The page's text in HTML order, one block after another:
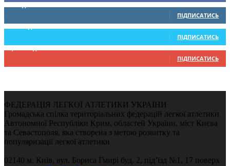
0 Підписників
ПІДПИСАТИСЬ
234 Підписників
ПІДПИСАТИСЬ
9,370 Підписників
ПІДПИСАТИСЬ
ФЕДЕРАЦІЯ ЛЕГКОЇ АТЛЕТИКИ УКРАЇНИ
Громадська спілка територіальних федерацій легкої атлетики
Автономної Республіки Крим, областей України, міст Києва
та Севастополя, яка створена з метою розвитку та
популяризації легкої атлетики
02140 м. Київ, вул. Бориса Гмирі буд. 2, під’їзд №1, 17 поверх